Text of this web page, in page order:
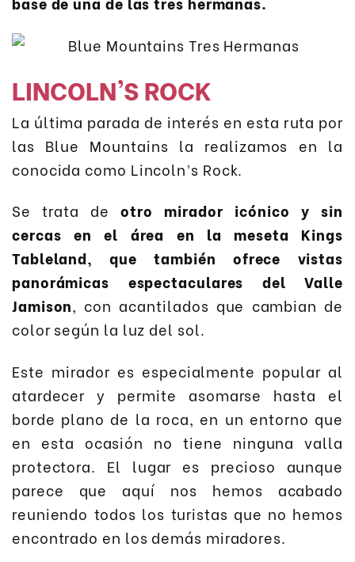
LINCOLN’S ROCK
La última parada de interés en esta ruta por
las Blue Mountains la realizamos en la
conocida como Lincoln’s Rock.
Se trata deotro mirador icónico y sin
cercas en el área en la meseta Kings
Tableland, que también ofrece vistas
panorámicas espectaculares del Valle
Jamison, con acantilados que cambian de
color según la luz del sol.
Este mirador es especialmente popular al
atardecer y permite asomarse hasta el
borde plano de la roca, en un entorno que
en esta ocasión no tiene ninguna valla
protectora. El lugar es precioso aunque
parece que aquí nos hemos acabado
reuniendo todos los turistas que no hemos
encontrado en los demás miradores.